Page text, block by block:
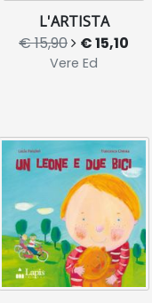
L'ARTISTA
€ 15,90 € 15,10
Vere Ed